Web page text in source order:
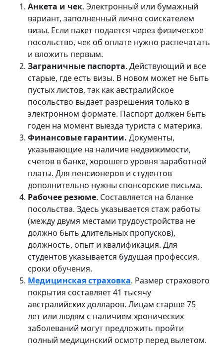
Анкета и чек. Электронный или бумажный
вариант, заполненный лично соискателем
визы. Если пакет подается через физическое
посольство, чек об оплате нужно распечатать
и вложить первым.
Заграничные паспорта. Действующий и все
старые, где есть визы. В новом может не быть
пустых листов, так как австралийское
посольство выдает разрешения только в
электронном формате. Паспорт должен быть
годен на момент выезда туриста с материка.
Финансовые гарантии. Документы,
указывающие на наличие недвижимости,
счетов в банке, хорошего уровня заработной
платы. Для пенсионеров и студентов
дополнительно нужны спонсорские письма.
Рабочее резюме. Составляется на бланке
посольства. Здесь указывается стаж работы
(между двумя местами трудоустройства не
должно быть длительных пропусков),
должность, опыт и квалификация. Для
студентов указывается будущая профессия,
сроки обучения.
Медицинская страховка. Размер страхового
покрытия составляет 41 тысячу
австралийских долларов. Лицам старше 75
лет или людям с наличием хронических
заболеваний могут предложить пройти
полный медицинский осмотр перед вылетом.